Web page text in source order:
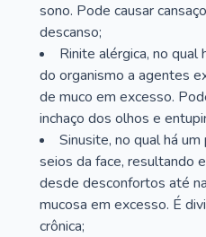
sono. Pode causar
descanso;
Rinite alérgica, no qual
do organismo a agentes
de muco em excesso.
inchaço dos olhos e
Sinusite, no qual há
seios da face, resultando
desde desconfortos até
mucosa em excesso. É
crônica;